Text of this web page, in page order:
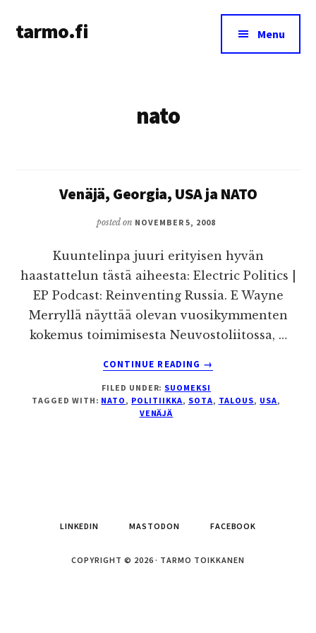
main
menu
tarmo.fi Menu
nato
Venäjä, Georgia, USA ja NATO
posted on NOVEMBER 5, 2008
Kuuntelinpa juuri erityisen hyvän
haastattelun tästä aiheesta: Electric Politics |
EP Podcast: Reinventing Russia. E Wayne
Merryllä näyttää olevan vuosikymmenten
kokemus toimimisesta Neuvostoliitossa, …
CONTINUE READING
ABOUT
GEORGIA,
USA
→
FILED UNDER: SUOMEKSI
TAGGED WITH: NATO , POLITIIKKA, SOTA, TALOUS, USA,
VENÄJÄ
LINKEDIN MASTODON FACEBOOK
COPYRIGHT © 2026 · TARMO TOIKKANEN